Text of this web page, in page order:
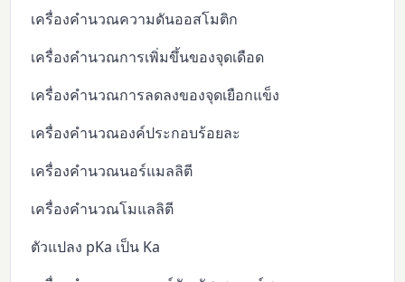
เครื่องคำนวณความดันออสโมติก
เครื่องคำนวณการเพิ่มขึ้นของจุดเดือด
เครื่องคำนวณการลดลงของจุดเยือกแข็ง
เครื่องคำนวณองค์ประกอบร้อยละ
เครื่องคำนวณนอร์แมลลิตี
เครื่องคำนวณโมแลลิตี
ตัวแปลง pKa เป็น Ka